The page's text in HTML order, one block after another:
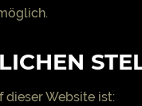
Website ist: